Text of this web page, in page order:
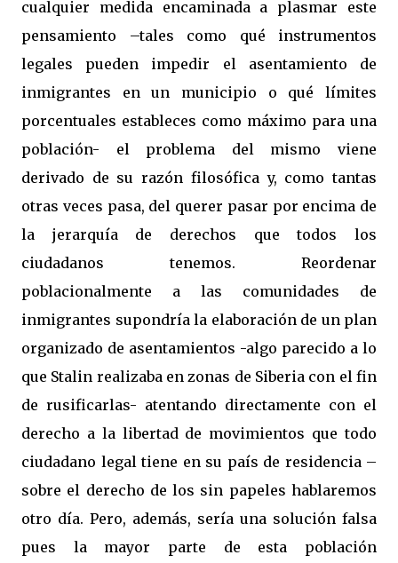
cualquier medida encaminada a plasmar este
pensamiento –tales como qué instrumentos
legales pueden impedir el asentamiento de
inmigrantes en un municipio o qué límites
porcentuales estableces como máximo para una
población- el problema del mismo viene
derivado de su razón filosófica y, como tantas
otras veces pasa, del querer pasar por encima de
la jerarquía de derechos que todos los
ciudadanos tenemos. Reordenar
poblacionalmente a las comunidades de
inmigrantes supondría la elaboración de un plan
organizado de asentamientos -algo parecido a lo
que Stalin realizaba en zonas de Siberia con el fin
de rusificarlas- atentando directamente con el
derecho a la libertad de movimientos que todo
ciudadano legal tiene en su país de residencia –
sobre el derecho de los sin papeles hablaremos
otro día. Pero, además, sería una solución falsa
pues la mayor parte de esta población